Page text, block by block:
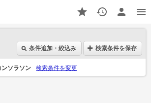
条件追加・絞込み
検索条件を保存
ンソラソン 検索条件を変更